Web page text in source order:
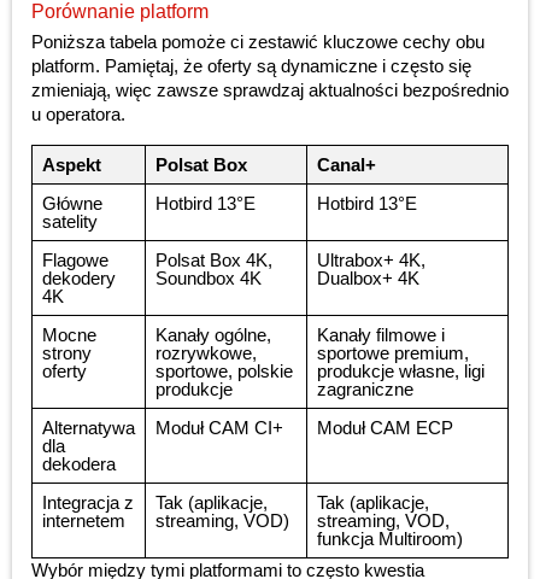
Porównanie platform
Poniższa tabela pomoże ci zestawić kluczowe cechy obu
platform. Pamiętaj, że oferty są dynamiczne i często się
zmieniają, więc zawsze sprawdzaj aktualności bezpośrednio
u operatora.
Aspekt Polsat Box
Canal+
Główne
satelity
Hotbird 13°E Hotbird 13°E
Flagowe
dekodery
4K
Polsat Box 4K,
Soundbox 4K
Ultrabox+ 4K,
Dualbox+ 4K
Mocne
strony
oferty
Kanały ogólne,
rozrywkowe,
sportowe, polskie
produkcje
Kanały filmowe i
sportowe premium,
produkcje własne, ligi
zagraniczne
Alternatywa
dla
dekodera
Moduł CAM CI+ Moduł CAM ECP
Integracja z
internetem
Tak (aplikacje,
streaming, VOD)
Tak (aplikacje,
streaming, VOD,
funkcja Multiroom)
Wybór między tymi platformami to często kwestia